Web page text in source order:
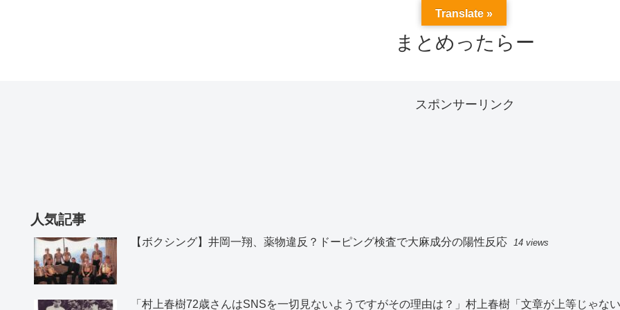
まとめったらー
スポンサーリンク
人気記事
【ボクシング】井岡一翔、薬物違反？ドーピング検査で大麻成分の陽性反応 14 views
「村上春樹72歳さんはSNSを一切見ないようですがその理由は？」村上春樹「文章が上等じゃない
Translate »